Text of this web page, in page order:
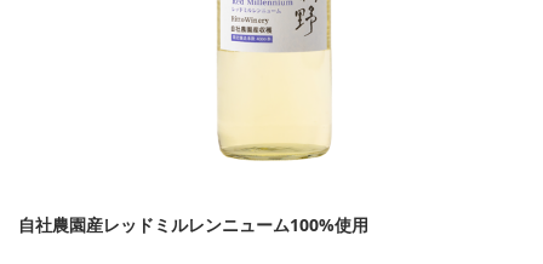
自社農園産レッドミルレンニューム100%使用